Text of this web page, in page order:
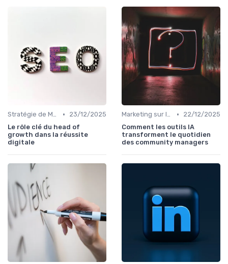
Stratégie de Marketing Digital •
23/12/2025
Le rôle clé du head of
growth dans la réussite
digitale
Marketing sur les Réseaux Sociaux •
22/12/2025
Comment les outils IA
transforment le quotidien
des community managers